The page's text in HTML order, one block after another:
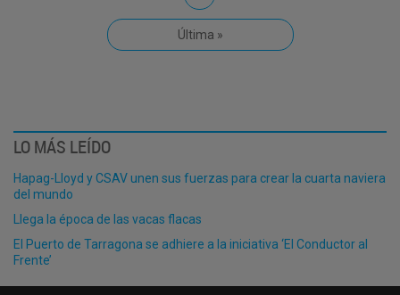
Última »
LO MÁS LEÍDO
Hapag-Lloyd y CSAV unen sus fuerzas para crear la cuarta naviera
del mundo
Llega la época de las vacas flacas
El Puerto de Tarragona se adhiere a la iniciativa ‘El Conductor al
Frente’